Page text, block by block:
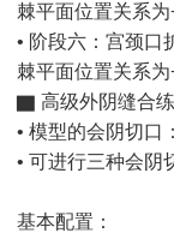
棘平面位置关系为
• 阶段六：宫颈口
棘平面位置关系为
▇ 高级外阴缝合练
• 模型的会阴切口
• 可进行三种会阴
基本配置：